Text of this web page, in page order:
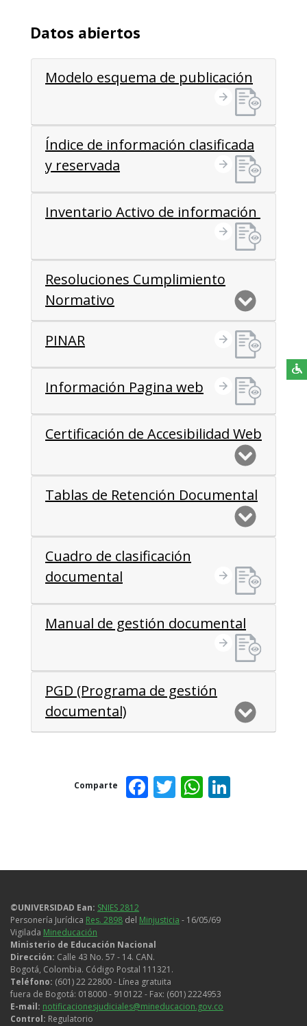
Datos abiertos
Modelo esquema de publicación
Índice de información clasificada
y reservada
Inventario Activo de información
Resoluciones Cumplimiento
Normativo
PINAR
Información Pagina web
Certificación de Accesibilidad Web
Tablas de Retención Documental
Cuadro de clasificación
documental
Manual de gestión documental
PGD (Programa de gestión
documental)
Comparte Facebook
Twitter
©UNIVERSIDAD Ean: SNIES 2812
Personería Jurídica Res. 2898 del Minjusticia - 16/05/69
Vigilada Mineducación
Ministerio de Educación Nacional
Dirección: Calle 43 No. 57 - 14. CAN.
Bogotá, Colombia. Código Postal 111321.
Teléfono: (601) 22 22800 - Línea gratuita
fuera de Bogotá: 018000 - 910122 - Fax: (601) 2224953
E-mail: notificacionesjudiciales@mineducacion.gov.co
Control: Regulatorio